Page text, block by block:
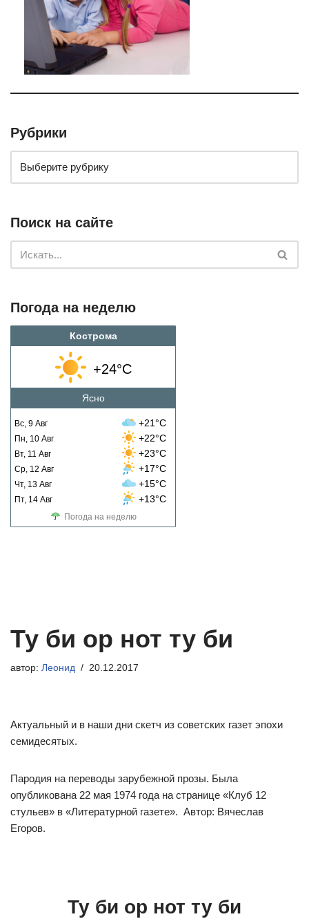
Рубрики
Поиск на сайте
Погода на неделю
Кострома
+24°C
Ясно
Вс, 9 Авг +21°C
Пн, 10 Авг +22°C
Вт, 11 Авг +23°C
Ср, 12 Авг +17°C
Чт, 13 Авг +15°C
Пт, 14 Авг +13°C
Погода на неделю
Ту би ор нот ту би
автор: Леонид 20.12.2017
Актуальный и в наши дни скетч из советских газет эпохи
семидесятых.
Пародия на переводы зарубежной прозы. Была
опубликована 22 мая 1974 года на странице «Клуб 12
стульев» в «Литературной газете». Автор: Вячеслав
Егоров.
Ту би ор нот ту би